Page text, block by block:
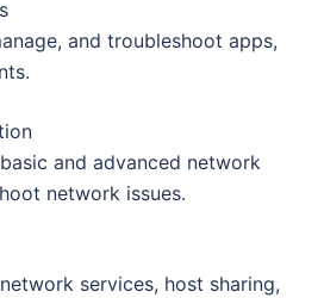
and troubleshoot apps,
and advanced network
network issues.
services, host sharing,